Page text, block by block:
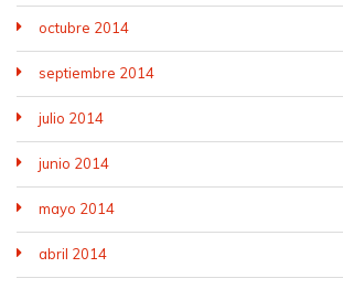
octubre 2014
septiembre 2014
julio 2014
junio 2014
mayo 2014
abril 2014